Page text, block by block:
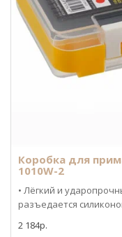
Коробка для
1010W-2
• Лёгкий и
разъедается
2 184р.